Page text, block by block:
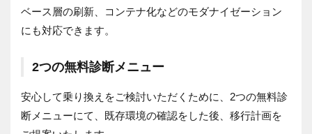
ベース層の刷新、コンテナ化などのモダナイゼーション
にも対応できます。
2つの無料診断メニュー
安心して乗り換えをご検討いただくために、2つの無料診
断メニューにて、既存環境の確認をした後、移行計画を